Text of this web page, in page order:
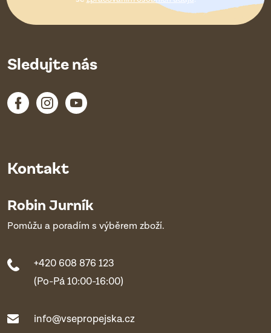
Kontakt
Robin Jurník
Pomůžu a poradím s výběrem zboží.
+420 608 876 123
(Po-Pá 10:00-16:00)
info@vsepropejska.cz
Sledujte nás